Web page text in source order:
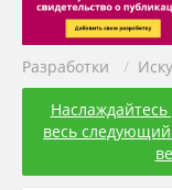
Разработки /
весь